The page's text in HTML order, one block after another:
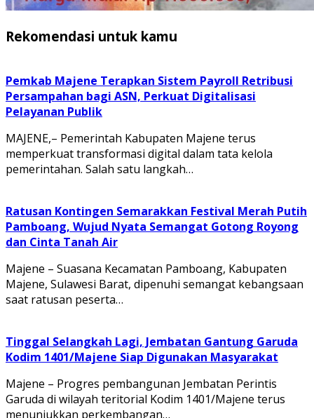
Rekomendasi untuk kamu
Pemkab Majene Terapkan Sistem Payroll Retribusi
Persampahan bagi ASN, Perkuat Digitalisasi
Pelayanan Publik
MAJENE,– Pemerintah Kabupaten Majene terus
memperkuat transformasi digital dalam tata kelola
pemerintahan. Salah satu langkah…
Ratusan Kontingen Semarakkan Festival Merah Putih
Pamboang, Wujud Nyata Semangat Gotong Royong
dan Cinta Tanah Air
Majene – Suasana Kecamatan Pamboang, Kabupaten
Majene, Sulawesi Barat, dipenuhi semangat kebangsaan
saat ratusan peserta…
Tinggal Selangkah Lagi, Jembatan Gantung Garuda
Kodim 1401/Majene Siap Digunakan Masyarakat
Majene – Progres pembangunan Jembatan Perintis
Garuda di wilayah teritorial Kodim 1401/Majene terus
menunjukkan perkembangan…